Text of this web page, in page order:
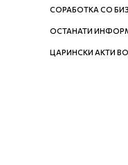
СОРАБОТКА СО
ОСТАНАТИ
ЦАРИНСКИ АКТИ